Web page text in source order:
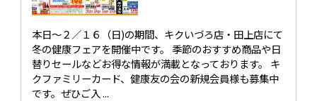
本日～２／１６（日)の期間、キクいづろ店・田上店にて
冬の健康フェアを開催中です。 季節のおすすめ商品や日
替りセールなどお得な情報が満載となっております。 キ
クファミリーカード、健康友の会の新規会員様も募集中
です。ぜひご入 ...